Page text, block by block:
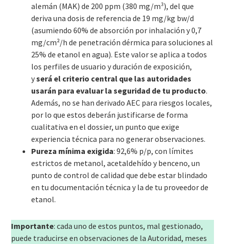
alemán (MAK) de 200 ppm (380 mg/m³), del que
deriva una dosis de referencia de 19 mg/kg bw/d
(asumiendo 60% de absorción por inhalación y 0,7
mg/cm²/h de penetración dérmica para soluciones al
25% de etanol en agua). Este valor se aplica a todos
los perfiles de usuario y duración de exposición,
yserá el criterio central que las autoridades
usarán para evaluar la seguridad de tu producto.
Además, no se han derivado AEC para riesgos locales,
por lo que estos deberán justificarse de forma
cualitativa en el dossier, un punto que exige
experiencia técnica para no generar observaciones.
Pureza mínima exigida: 92,6% p/p, con límites
estrictos de metanol, acetaldehído y benceno, un
punto de control de calidad que debe estar blindado
en tu documentación técnica y la de tu proveedor de
etanol.
Importante: cada uno de estos puntos, mal gestionado,
puede traducirse en observaciones de la Autoridad, meses